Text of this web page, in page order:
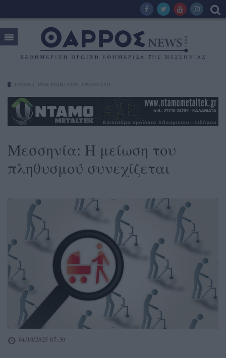
Μεσσηνία: Η μείωση του
πληθυσμού συνεχίζεται
04/10/2025 07:30